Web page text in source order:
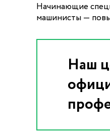
Начинающие
машинисты —
Наш